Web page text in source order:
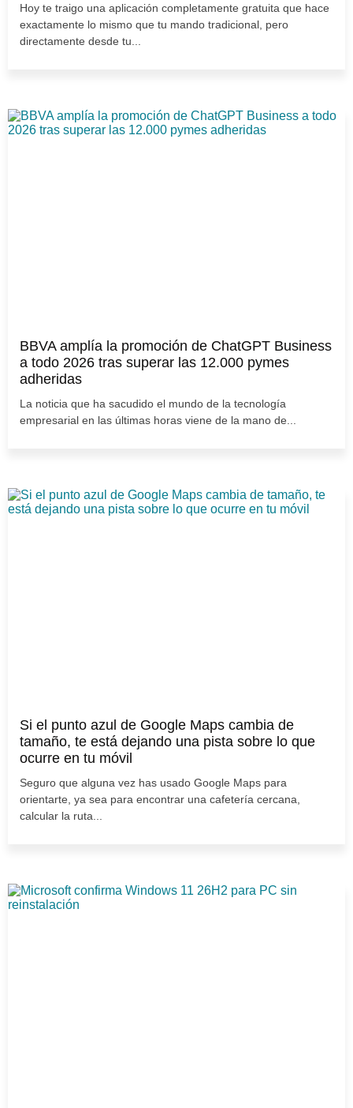
Hoy te traigo una aplicación completamente gratuita que hace
exactamente lo mismo que tu mando tradicional, pero
directamente desde tu...
BBVA amplía la promoción de ChatGPT Business
a todo 2026 tras superar las 12.000 pymes
adheridas
La noticia que ha sacudido el mundo de la tecnología
empresarial en las últimas horas viene de la mano de...
Si el punto azul de Google Maps cambia de
tamaño, te está dejando una pista sobre lo que
ocurre en tu móvil
Seguro que alguna vez has usado Google Maps para
orientarte, ya sea para encontrar una cafetería cercana,
calcular la ruta...